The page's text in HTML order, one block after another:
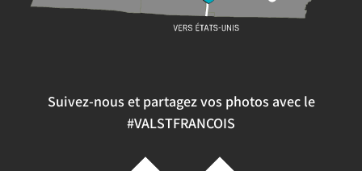
Suivez-nous et partagez vos photos avec le
#VALSTFRANCOIS